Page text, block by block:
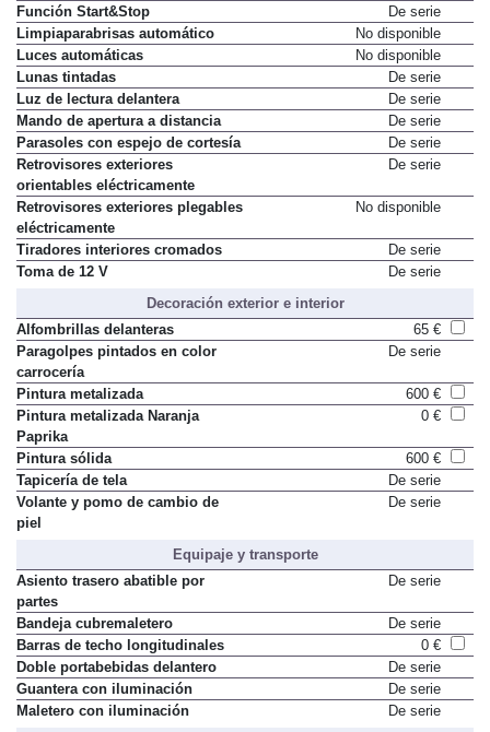
Función Start&Stop
De serie
Limpiaparabrisas automático
No disponible
Luces automáticas
No disponible
Lunas tintadas
De serie
Luz de lectura delantera
De serie
Mando de apertura a distancia
De serie
Parasoles con espejo de cortesía
De serie
Retrovisores exteriores
orientables eléctricamente
De serie
Retrovisores exteriores plegables
eléctricamente
No disponible
Tiradores interiores cromados
De serie
Toma de 12 V
De serie
Decoración exterior e interior
Alfombrillas delanteras
65 €
Paragolpes pintados en color
carrocería
De serie
Pintura metalizada
600 €
Pintura metalizada Naranja
Paprika
0 €
Pintura sólida
600 €
Tapicería de tela
De serie
Volante y pomo de cambio de
piel
De serie
Equipaje y transporte
Asiento trasero abatible por
partes
De serie
Bandeja cubremaletero
De serie
Barras de techo longitudinales
0 €
Doble portabebidas delantero
De serie
Guantera con iluminación
De serie
Maletero con iluminación
De serie